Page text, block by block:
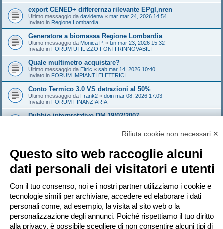
export CENED+ differernza rilevante EPgl,nren
Ultimo messaggio da davidenw « mar mar 24, 2026 14:54
Inviato in Regione Lombardia
Generatore a biomassa Regione Lombardia
Ultimo messaggio da Monica P. « lun mar 23, 2026 15:32
Inviato in FORUM UTILIZZO FONTI RINNOVABILI
Quale multimetro acquistare?
Ultimo messaggio da Eltric « sab mar 14, 2026 10:40
Inviato in FORUM IMPIANTI ELETTRICI
Conto Termico 3.0 VS detrazioni al 50%
Ultimo messaggio da Frank2 « dom mar 08, 2026 17:03
Inviato in FORUM FINANZIARIA
Dubbio interpretativo DM 19/02/2007
Ultimo messaggio da Sandeman
gio feb 26, 2026 14:21
Inviato inFORUM ANTINCENDIO
Sistema Valtherm mineral wood - solo i solai e i muri che
compartimentano
Ultimo messaggio da Andrew1970 «mar feb 24, 2026 16:35
Inviato inFORUM ANTINCENDIO
La ricerca ha trovato più di 1000 risultati Pagina1di20
1 2 3 4 5 … 20
Rifiuta cookie non necessari ✕
Questo sito web raccoglie alcuni
dati personali dei visitatori e utenti
Con il tuo consenso, noi e i nostri partner utilizziamo i cookie e
tecnologie simili per archiviare, accedere ed elaborare i dati
personali come, ad esempio, la visita al sito web o la
personalizzazione degli annunci. Poiché rispettiamo il tuo diritto
alla privacy, è possibile scegliere di non consentire alcuni tipi di